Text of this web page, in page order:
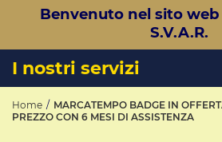
Benvenuto nel sito
S.V.A.R.
I nostri servizi
Home
MARCATEMPO BADGE IN
PREZZO CON 6 MESI DI ASSISTENZA